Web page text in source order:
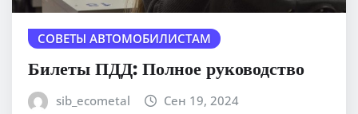
СОВЕТЫ АВТОМОБИЛИСТАМ
Билеты ПДД: Полное руководство
sib_ecometal Сен 19, 2024